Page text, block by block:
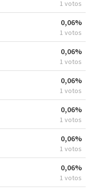
1 votos
0,06%
1 votos
0,06%
1 votos
0,06%
1 votos
0,06%
1 votos
0,06%
1 votos
0,06%
1 votos